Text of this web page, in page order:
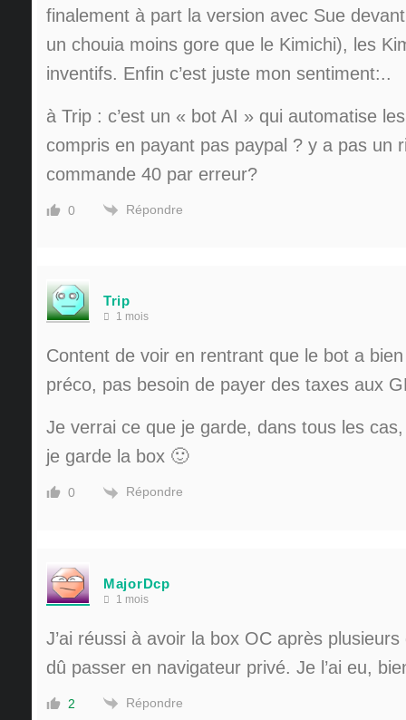
finalement à part la version avec Sue
un chouia moins gore que le Kimichi), les
inventifs. Enfin c’est juste mon sentiment:..
à Trip : c’est un « bot AI » qui automatise
compris en payant pas paypal ? y a pas un
commande 40 par erreur?
0 Répondre
Trip
1 mois
Content de voir en rentrant que le bot a
préco, pas besoin de payer des taxes aux
Je verrai ce que je garde, dans tous les
je garde la box 🙂
0 Répondre
MajorDcp
1 mois
J’ai réussi à avoir la box OC après plusieurs
dû passer en navigateur privé. Je l’ai eu,
2 Répondre